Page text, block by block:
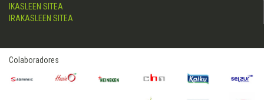
IKASLEEN SITEA
IRAKASLEEN SITEA
Colaboradores